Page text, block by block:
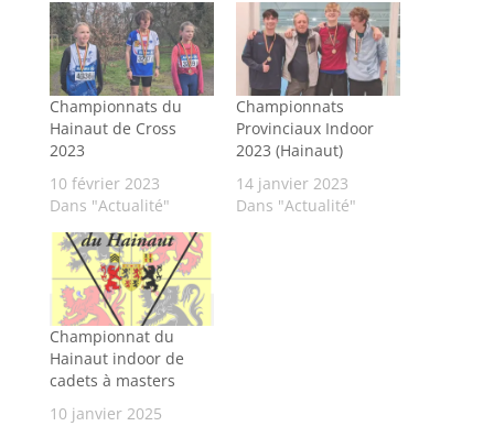
Championnats du
Hainaut de Cross
2023
10 février 2023
Dans "Actualité"
Championnats
Provinciaux Indoor
2023 (Hainaut)
14 janvier 2023
Dans "Actualité"
Championnat du
Hainaut indoor de
cadets à masters
10 janvier 2025